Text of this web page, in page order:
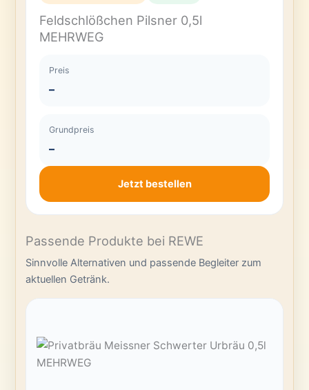
Feldschlößchen Pilsner 0,5l
MEHRWEG
Preis
–
Grundpreis
–
Jetzt bestellen
Passende Produkte bei REWE
Sinnvolle Alternativen und passende Begleiter zum
aktuellen Getränk.